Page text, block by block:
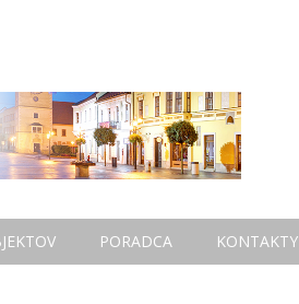
PORADCA KONTAKTY